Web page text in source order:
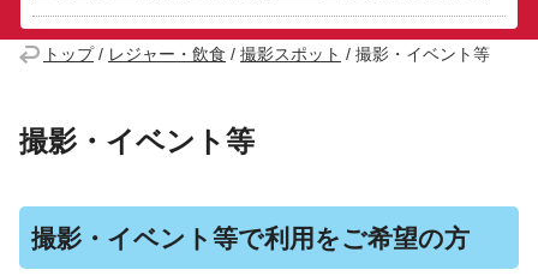
トップ/ レジャー・飲食 / 撮影スポット / 撮影・イベント等
撮影・イベント等
撮影・イベント等で利用をご希望の方